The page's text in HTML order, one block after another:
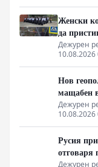
Женски
да
от
Дежурен
10.08.2026
Нов
мащабен
Дежурен
10.08.2026
Русия
отговаря
могъл да
Дежурен